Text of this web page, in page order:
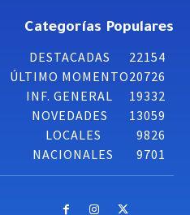
Categorías Populares
DESTACADAS
22154
ÚLTIMO MOMENTO20726
INF. GENERAL
19332
NOVEDADES
13059
LOCALES
9826
NACIONALES
9701